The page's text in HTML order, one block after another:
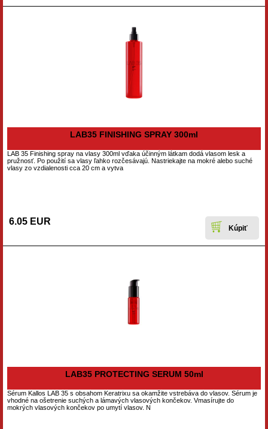
LAB35 FINISHING SPRAY 300ml
LAB 35 Finishing spray na vlasy 300ml vďaka účinným látkam dodá vlasom lesk a
pružnosť. Po použití sa vlasy ľahko rozčesávajú. Nastriekajte na mokré alebo suché
vlasy zo vzdialenosti cca 20 cm a vytva
6.05 EUR
LAB35 PROTECTING SERUM 50ml
Sérum Kallos LAB 35 s obsahom Keratrixu sa okamžite vstrebáva do vlasov. Sérum je
vhodné na ošetrenie suchých a lámavých vlasových končekov. Vmasírujte do
mokrých vlasových končekov po umytí vlasov. N